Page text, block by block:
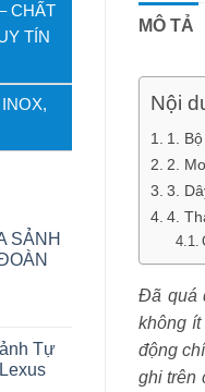
CHẤT
TÍN
SẢNH
Tự
MÔ TẢ
Nội
1.
2.
3.
4.
Đã quá
không
động
ghi trên